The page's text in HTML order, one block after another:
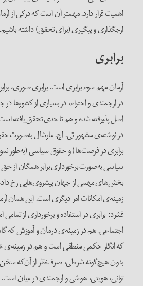
اهمیت قرار دارد. مهمتر آن است که درکی از
ارجگذاری و پیگیری (برای تحقق) داشته باشیم.
برابری
آرمان مهم سوم برابری است. برابری صوری،
در ارجمندی و احترام، در بسیاری از کشورها
اصل پذیرفته شده و هم تا حدی تحقق یافته
در نوشته‌ی مشهور تی. اچ. مارشال به‌صورت
برابری در فرصت‌ها) و حقوق سیاسی (به‌طور
سیاسی به‌صورت برخورداری برابر همگان از
بخش‌های مهمی از جهان پیشروی‌هایی رخ
زمینه‌ی امکانات امر دیگری است. این همان
فشرد: برابری در استفاده و برخورداری از
اجتماعی. هم در زمینه‌ی درمان و آموزش که
که انگار حکمی منطقی است و هم در زمینه‌ی
بدون هیچ‌گونه شرطی، صرف‌نظر از آن‌که سخن
توانی، هویتی، هوشی و ارجمندی در میان است.